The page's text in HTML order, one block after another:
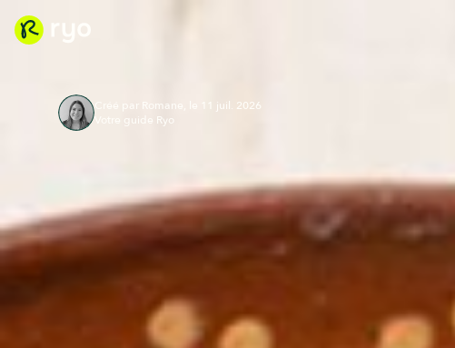
Créé par Romane, le 11 juil. 2026
Votre guide Ryo